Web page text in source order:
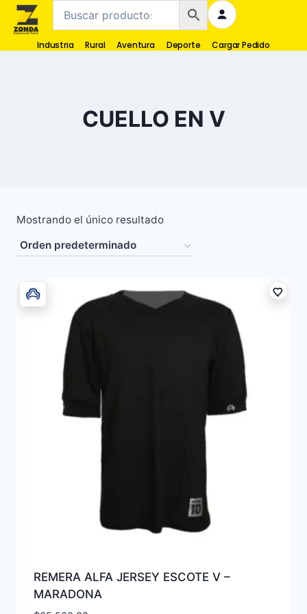
Industria Rural Aventura Deporte Cargar Pedido
CUELLO EN V
Mostrando el único resultado
REMERA ALFA JERSEY ESCOTE V –
MARADONA